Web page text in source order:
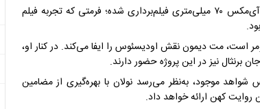
«ادیسه» نخستین فیلمی ست که به‌ صورت کامل روی نگاتیو آی‌مکس ۷۰ میلی‌متری فیلم‌برداری شده؛ فرمتی که تجربه فیلم
است، مت دیمون نقش اودیسئوس را ایفا می‌کند. در کنار او،
برنثال نیز در این پروژه حضور دارند.
شواهد موجود، به‌نظر می‌رسد نولان با بهره‌گیری از مضامین
کهن ارائه خواهد داد.